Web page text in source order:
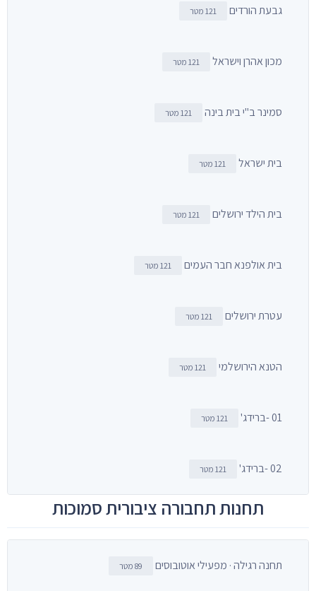
גבעת הורדים 121 מטר
מכון אהרן וישראל 121 מטר
סמינר ב"י בית בינה 121 מטר
בית ישראל 121 מטר
בית הילד ירושלים 121 מטר
בית אולפנא חבר העמים 121 מטר
עטרת ירושלים 121 מטר
הטנא הירושלמי 121 מטר
01 -ברידג' 121 מטר
02 -ברידג' 121 מטר
תחנות תחבורה ציבורית סמוכות
תחנה רגילה · מפעילי אוטובוסים 89 מטר